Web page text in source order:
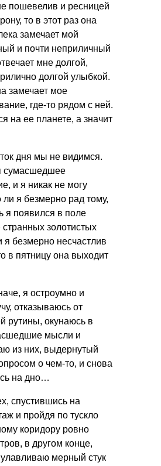
пошевелив и ресницей
то в этот раз она
замечает мой
и почти неприличный
мне долгой,
долгой улыбкой.
замечает мое
где-то рядом с ней.
на ее планете, а значит
дня мы не видимся.
сумасшедшее
и я никак не могу
ли я безмерно рад тому,
я появился в поле
странных золотистых
я безмерно несчастлив
в пятницу она выходит
я остроумно и
отказываюсь от
рутины, окунаюсь в
мысли и
из них, выдернутый
о чем-то, и снова
на дно…
спустившись на
и пройдя по тускло
коридору ровно
в другом конце,
мерный стук